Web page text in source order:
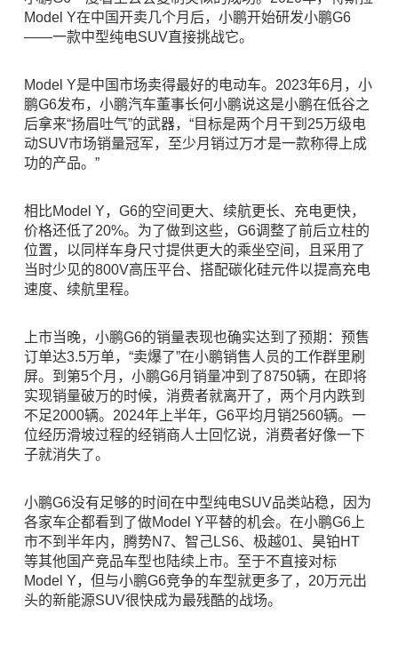
Model Y在中国开卖几个月后，小鹏开始研发小鹏G6
——一款中型纯电SUV直接挑战它。
Model Y是中国市场卖得最好的电动车。2023年6月，小
鹏G6发布，小鹏汽车董事长何小鹏说这是小鹏在低谷之
后拿来“扬眉吐气”的武器，“目标是两个月干到25万级电
动SUV市场销量冠军，至少月销过万才是一款称得上成
功的产品。”
相比Model Y，G6的空间更大、续航更长、充电更快，
价格还低了20%。为了做到这些，G6调整了前后立柱的
位置，以同样车身尺寸提供更大的乘坐空间，且采用了
当时少见的800V高压平台、搭配碳化硅元件以提高充电
速度、续航里程。
上市当晚，小鹏G6的销量表现也确实达到了预期：预售
订单达3.5万单，“卖爆了”在小鹏销售人员的工作群里刷
屏。到第5个月，小鹏G6月销量冲到了8750辆，在即将
实现销量破万的时候，消费者就离开了，两个月内跌到
不足2000辆。2024年上半年，G6平均月销2560辆。一
位经历滑坡过程的经销商人士回忆说，消费者好像一下
子就消失了。
小鹏G6没有足够的时间在中型纯电SUV品类站稳，因为
各家车企都看到了做Model Y平替的机会。在小鹏G6上
市不到半年内，腾势N7、智己LS6、极越01、昊铂HT
等其他国产竞品车型也陆续上市。至于不直接对标
Model Y，但与小鹏G6竞争的车型就更多了，20万元出
头的新能源SUV很快成为最残酷的战场。